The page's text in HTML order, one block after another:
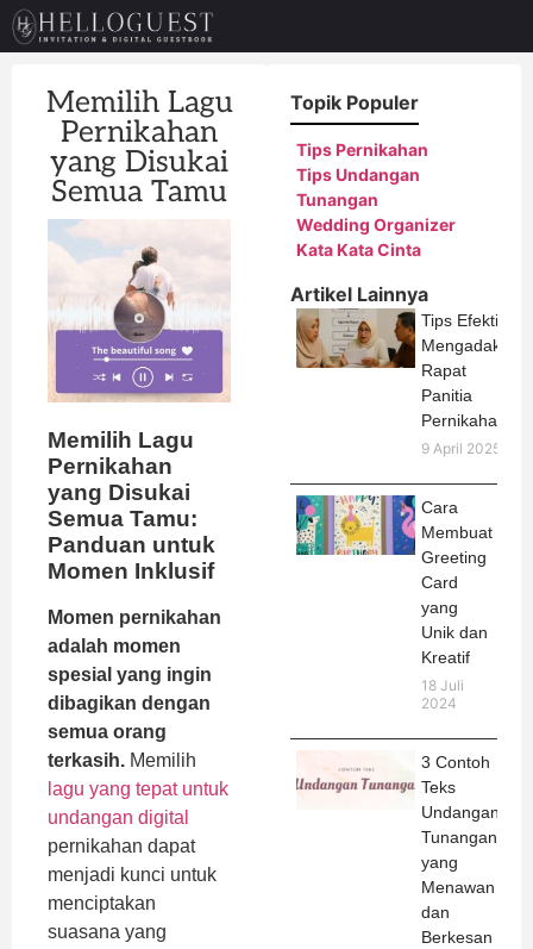
Memilih Lagu
Pernikahan
yang Disukai
Semua Tamu
Memilih Lagu
Pernikahan
yang Disukai
Semua Tamu:
Panduan untuk
Momen Inklusif
Momen pernikahan
adalah momen
spesial yang ingin
dibagikan dengan
semua orang
terkasih. Memilih
lagu yang tepat untuk
undangan digital
pernikahan dapat
menjadi kunci untuk
menciptakan
suasana yang
Topik Populer
Tips Pernikahan
Tips Undangan
Tunangan
Wedding Organizer
Kata Kata Cinta
Artikel Lainnya
Tips Efektif
Mengadakan
Rapat
Panitia
Pernikahan
9 April 2025
Cara
Membuat
Greeting
Card
yang
Unik dan
Kreatif
18 Juli
2024
3 Contoh
Teks
Undangan
Tunangan
yang
Menawan
dan
Berkesan